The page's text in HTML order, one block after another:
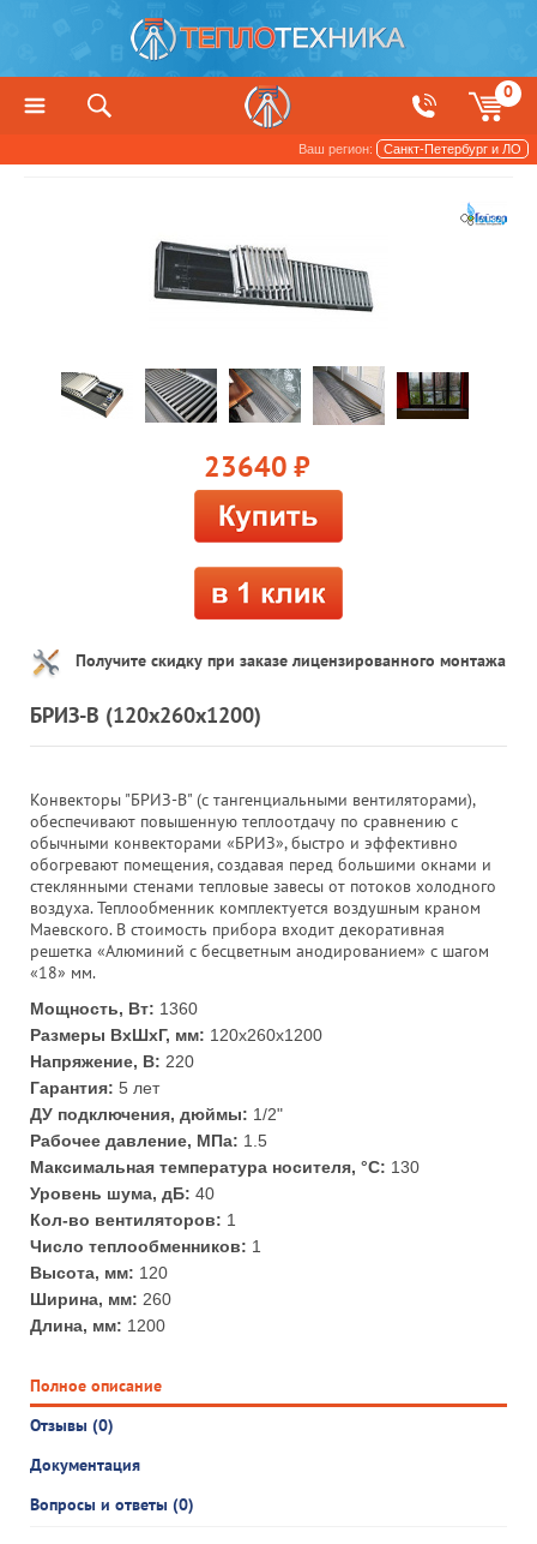
0
Ваш регион: Санкт-Петербург и ЛО
23640 руб.
Получите скидку при заказе лицензированного монтажа
БРИЗ-В (120х260х1200)
Конвекторы "БРИЗ-В" (с тангенциальными вентиляторами),
обеспечивают повышенную теплоотдачу по сравнению с
обычными конвекторами «БРИЗ», быстро и эффективно
обогревают помещения, создавая перед большими окнами и
стеклянными стенами тепловые завесы от потоков холодного
воздуха. Теплообменник комплектуется воздушным краном
Маевского. В стоимость прибора входит декоративная
решетка «Алюминий с бесцветным анодированием» с шагом
«18» мм.
Мощность, Вт: 1360
Размеры ВхШхГ, мм: 120х260х1200
Напряжение, В: 220
Гарантия: 5 лет
ДУ подключения, дюймы: 1/2"
Рабочее давление, МПа: 1.5
Максимальная температура носителя, °С: 130
Уровень шума, дБ: 40
Кол-во вентиляторов: 1
Число теплообменников: 1
Высота, мм: 120
Ширина, мм: 260
Длина, мм: 1200
Полное описание
Отзывы (0)
Документация
Вопросы и ответы (0)